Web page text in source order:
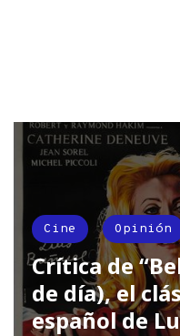
Cine Opinión
Crítica de
de día), el
español de